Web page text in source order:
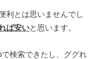
利とは思いませんでし
ば安いと思います。
検索できたし、ググれ